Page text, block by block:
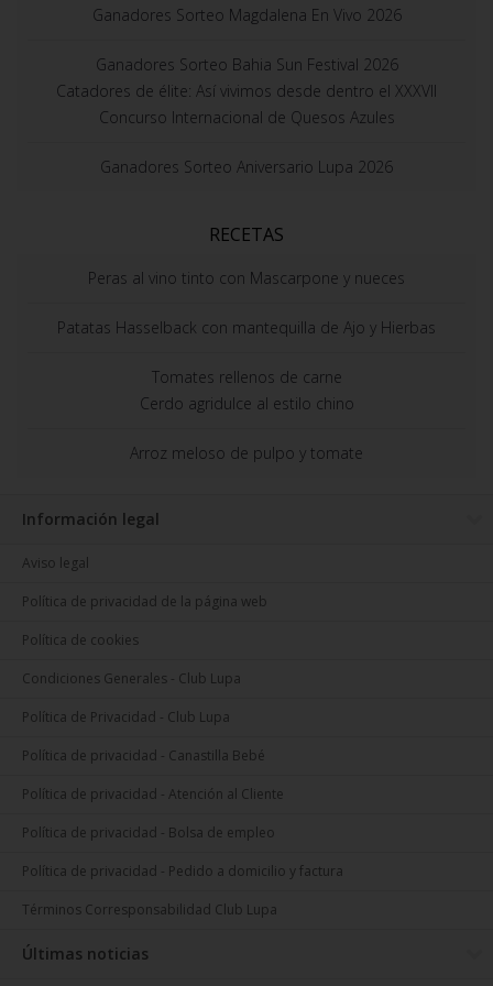
Ganadores Sorteo Magdalena En Vivo 2026
Ganadores Sorteo Bahia Sun Festival 2026
Catadores de élite: Así vivimos desde dentro el XXXVII
Concurso Internacional de Quesos Azules
Ganadores Sorteo Aniversario Lupa 2026
RECETAS
Peras al vino tinto con Mascarpone y nueces
Patatas Hasselback con mantequilla de Ajo y Hierbas
Tomates rellenos de carne
Cerdo agridulce al estilo chino
Arroz meloso de pulpo y tomate
Información legal
Aviso legal
Política de privacidad de la página web
Política de cookies
Condiciones Generales - Club Lupa
Política de Privacidad - Club Lupa
Política de privacidad - Canastilla Bebé
Política de privacidad - Atención al Cliente
Política de privacidad - Bolsa de empleo
Política de privacidad - Pedido a domicilio y factura
Términos Corresponsabilidad Club Lupa
Últimas noticias